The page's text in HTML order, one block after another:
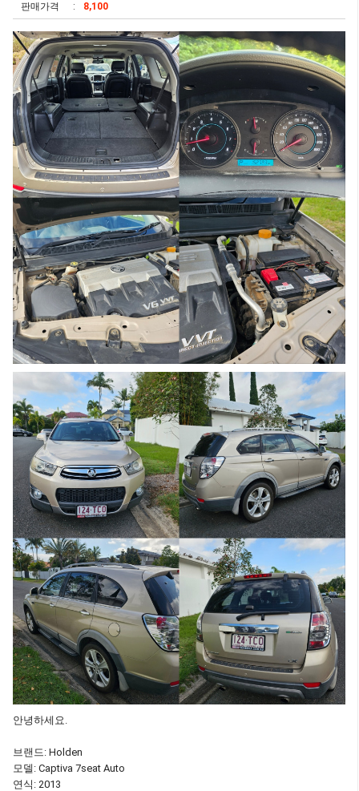
판매가격 8,100
안녕하세요.
브랜드: Holden
모델: Captiva 7seat Auto
연식: 2013